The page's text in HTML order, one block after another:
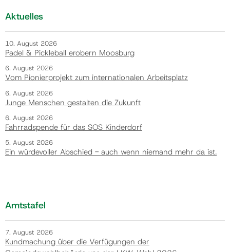
Aktuelles
10. August 2026
Padel & Pickleball erobern Moosburg
6. August 2026
Vom Pionierprojekt zum internationalen Arbeitsplatz
6. August 2026
Junge Menschen gestalten die Zukunft
6. August 2026
Fahrradspende für das SOS Kinderdorf
5. August 2026
Ein würdevoller Abschied - auch wenn niemand mehr da ist.
Amtstafel
7. August 2026
Kundmachung über die Verfügungen der